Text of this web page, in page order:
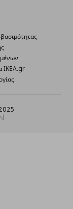
ΙΚΕΑ.gr